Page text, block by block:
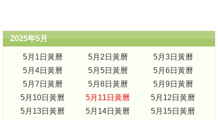
2025年5月
5月1日黃曆 5月2日黃曆
5月3日黃曆
5月4日黃曆
5月5日黃曆
5月6日黃曆
5月7日黃曆
5月8日黃曆
5月9日黃曆
5月10日黃曆
5月11日黃曆
5月12日黃曆
5月13日黃曆
5月14日黃曆
5月15日黃曆